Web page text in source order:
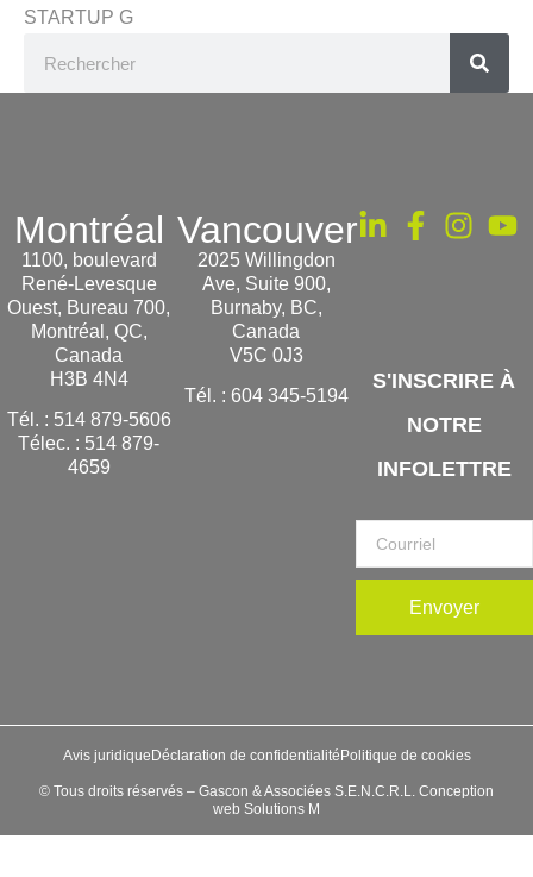
STARTUP G
Montréal
1100, boulevard
René-Levesque
Ouest, Bureau 700,
Montréal, QC,
Canada
H3B 4N4
Tél. : 514 879-5606
Télec. : 514 879-
4659
Vancouver
2025 Willingdon
Ave, Suite 900,
Burnaby, BC,
Canada
V5C 0J3
Tél. : 604 345-5194
S'INSCRIRE À
NOTRE
INFOLETTRE
Envoyer
© Tous droits réservés – Gascon & Associées S.E.N.C.R.L. Conception
web Solutions M
Avis juridique Déclaration de confidentialité Politique de cookies